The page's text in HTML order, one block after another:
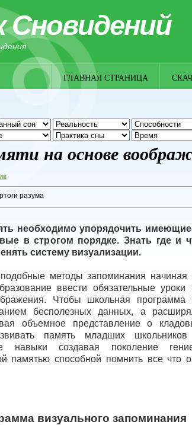
Сновидений
ГЛАВНАЯ СТРАНИЦА
на основе
разума
необходимо упорядочить
в строгом порядке. Знать где и
систему визуализации.
методы запоминания начиная
ввести обязательные уроки
Чтобы школьная программа
бесполезных данных, а
объемное представление о
память младших
навыки создавая поколение
памятью способной помнить все что
визуального запоминания